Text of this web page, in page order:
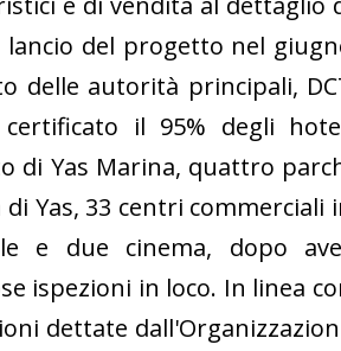
del progetto nel
delle autorità principali,
il 95% degli
di Yas Marina, quattro
Yas, 33 centri commerciali
e due cinema, dopo
ispezioni in loco. In linea
dettate